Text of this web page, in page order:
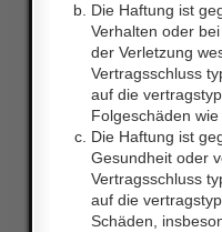
Die Haftung ist
Verhalten oder
der Verletzung
Vertragsschluss
auf die
Folgeschäden
Die Haftung ist
Gesundheit oder
Vertragsschluss
auf die
Schäden,